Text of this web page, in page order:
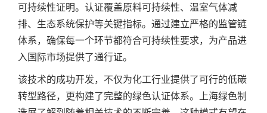
可持续性证明。认证覆盖原料可持续性、温室气体减
排、生态系统保护等关键指标。通过建立严格的监管链
体系，确保每一个环节都符合可持续性要求，为产品进
入国际市场提供了通行证。
该技术的成功开发，不仅为化工行业提供了可行的低碳
转型路径，更构建了完整的绿色认证体系。上海绿色制